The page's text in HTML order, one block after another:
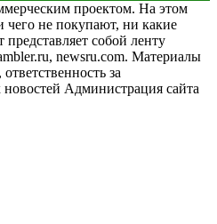
проектом. На этом
чего не покупают, ни какие
собой ленту
newsru.com. Материалы
за
Администрация сайта